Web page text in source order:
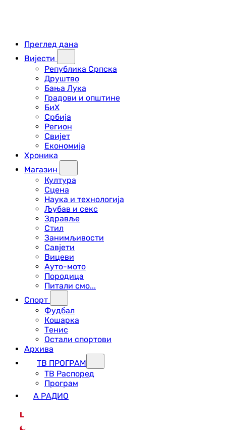
Преглед дана
Вијести
Република Српска
Друштво
Бања Лука
Градови и општине
БиХ
Србија
Регион
Свијет
Економија
Хроника
Магазин
Култура
Сцена
Наука и технологија
Љубав и секс
Здравље
Стил
Занимљивости
Савјети
Вицеви
Ауто-мото
Породица
Питали смо...
Спорт
Фудбал
Кошарка
Тенис
Остали спортови
Архива
ТВ ПРОГРАМ
ТВ Распоред
Програм
А РАДИО
L